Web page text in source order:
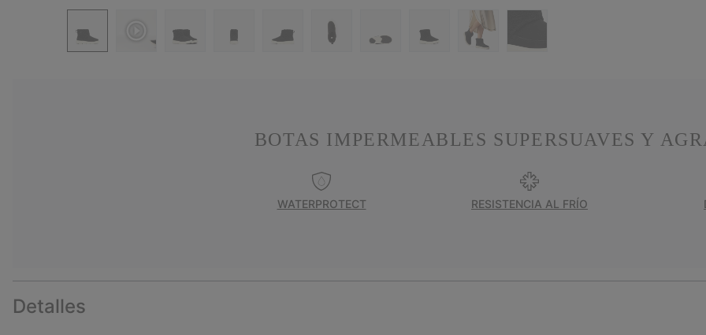
BOTAS IMPERMEABLES SUPERSUAVES Y
WATERPROTECT RESISTENCIA AL FRÍO
Detalles